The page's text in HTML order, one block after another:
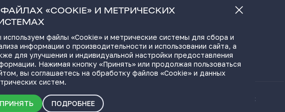
Истории успеха
ПОЛЕЗНЫЕ ССЫЛКИ
информационные материалы
области
Политика о персональных
«COOKIE» И МЕТРИЧЕСКИХ
используем файлы «Cookie» и метрические системы для сбора и
информации о производительности и использовании сайта, а
для улучшения и индивидуальной настройки предоставления
Нажимая кнопку «Принять» или продолжая пользоваться
вы соглашаетесь на обработку файлов «Cookie» и данных
систем.
ПРИНЯТЬ ПОДРОБНЕЕ